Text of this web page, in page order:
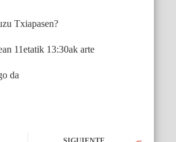
Txiapasen?
11etatik 13:30ak arte
da